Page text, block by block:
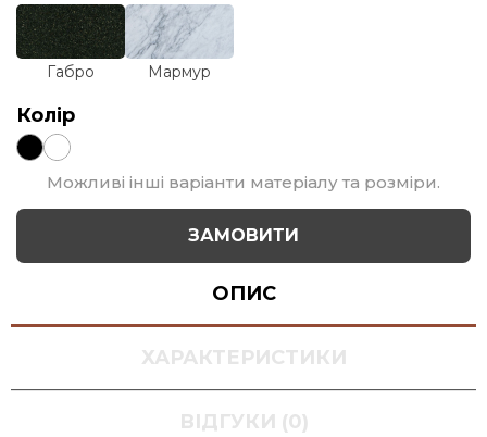
Габро Мармур
Колір
Можливі інші варіанти матеріалу та розміри.
ЗАМОВИТИ
ОПИС
ХАРАКТЕРИСТИКИ
ВІДГУКИ (0)